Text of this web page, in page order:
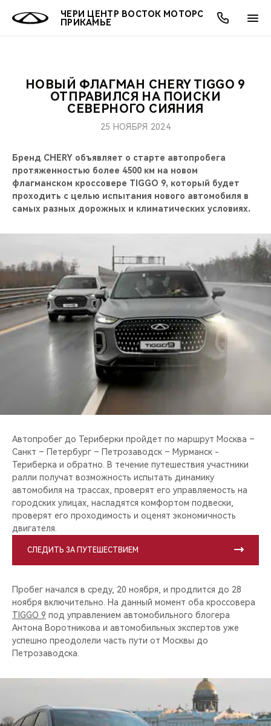
ЧЕРИ ЦЕНТР ВОСТОК МОТОРС
ПРИКАМЬЕ
МОДЕЛИ
КРОССОВЕРЫ
СЕДАНЫ
НОВИНКИ
ПОКУПАТЕЛЯМ
ВЛАДЕЛЬЦАМ
ПОДДЕРЖКА
CHERY CONNECT
МИР CHERY
CHERY В СОЦСЕТЯХ
ЛЮДИ CHERY
CHERY REMOTE
CHERY И СПОРТ
НАШИ МЕРОПРИЯТИЯ
АКЦИИ
ОНЛАЙН СЕРВИСЫ
О КОМПАНИИ
НОВЫЙ ФЛАГМАН CHERY TIGGO 9
ОТПРАВИЛСЯ НА ПОИСКИ
СЕВЕРНОГО СИЯНИЯ
25 НОЯБРЯ 2024
Бренд CHERY объявляет о старте автопробега
протяженностью более 4500 км на новом
флагманском кроссовере TIGGO 9, который будет
проходить с целью испытания нового автомобиля в
самых разных дорожных и климатических условиях.
Автопробег до Териберки пройдет по маршрут Москва –
Санкт – Петербург – Петрозаводск – Мурманск -
Териберка и обратно. В течение путешествия участники
ралли получат возможность испытать динамику
автомобиля на трассах, проверят его управляемость на
городских улицах, насладятся комфортом подвески,
проверят его проходимость и оценят экономичность
двигателя.
СЛЕДИТЬ ЗА ПУТЕШЕСТВИЕМ
Пробег начался в среду, 20 ноября, и продлится до 28
ноября включительно. На данный момент оба кроссовера
TIGGO 9 под управлением автомобильного блогера
Антона Воротникова и автомобильных экспертов уже
успешно преодолели часть пути от Москвы до
Петрозаводска.